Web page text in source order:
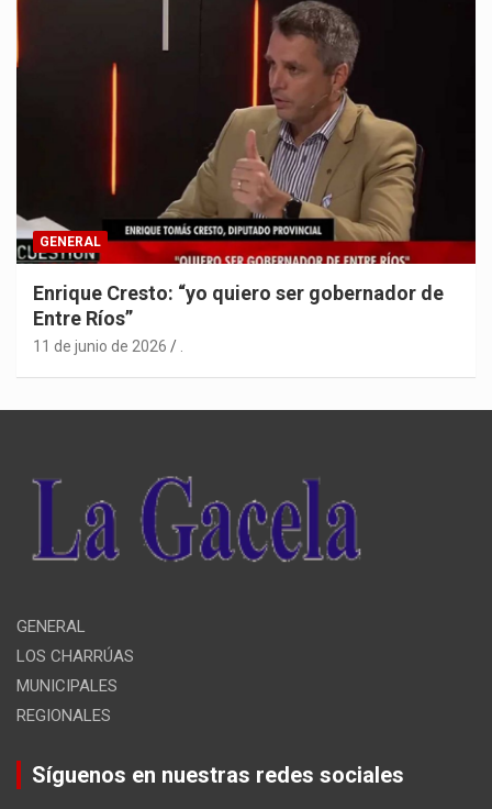
GENERAL
Enrique Cresto: “yo quiero ser gobernador de
Entre Ríos”
11 de junio de 2026 .
GENERAL
LOS CHARRÚAS
MUNICIPALES
REGIONALES
Síguenos en nuestras redes sociales